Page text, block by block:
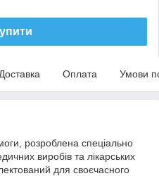
Доставка Оплата Умови
розроблена спеціально
виробів та лікарських
для своєчасного